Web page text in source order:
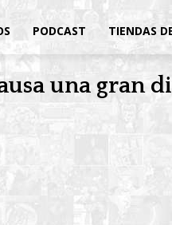
PODCAST TIENDAS
una gran